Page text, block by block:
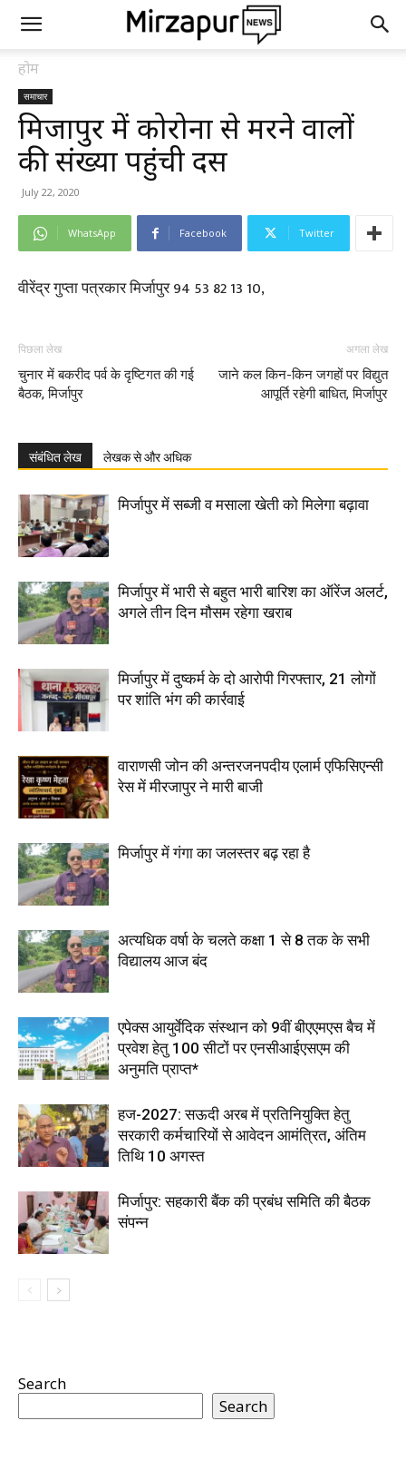
होम
समाचार
मिर्जापुर में कोरोना से मरने वालों
की संख्या पहुंची दस
July 22, 2020
WhatsApp Facebook Twitter
वीरेंद्र गुप्ता पत्रकार मिर्जापुर 94 53 82 13 10,
पिछला लेख
चुनार में बकरीद पर्व के दृष्टिगत की गई
बैठक, मिर्जापुर
अगला लेख
जाने कल किन-किन जगहों पर विद्युत
आपूर्ति रहेगी बाधित, मिर्जापुर
संबंधित लेख लेखक से और अधिक
मिर्जापुर में सब्जी व मसाला खेती को मिलेगा बढ़ावा
मिर्जापुर में भारी से बहुत भारी बारिश का ऑरेंज अलर्ट,
अगले तीन दिन मौसम रहेगा खराब
मिर्जापुर में दुष्कर्म के दो आरोपी गिरफ्तार, 21 लोगों
पर शांति भंग की कार्रवाई
वाराणसी जोन की अन्तरजनपदीय एलार्म एफिसिएन्सी
रेस में मीरजापुर ने मारी बाजी
मिर्जापुर में गंगा का जलस्तर बढ़ रहा है
अत्यधिक वर्षा के चलते कक्षा 1 से 8 तक के सभी
विद्यालय आज बंद
एपेक्स आयुर्वेदिक संस्थान को 9वीं बीएएमएस बैच में
प्रवेश हेतु 100 सीटों पर एनसीआईएसएम की
अनुमति प्राप्त*
हज-2027: सऊदी अरब में प्रतिनियुक्ति हेतु
सरकारी कर्मचारियों से आवेदन आमंत्रित, अंतिम
तिथि 10 अगस्त
मिर्जापुर: सहकारी बैंक की प्रबंध समिति की बैठक
संपन्न
Search
Search